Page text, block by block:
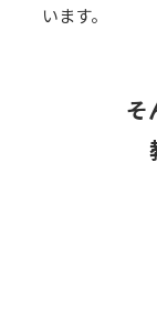
います。
そ